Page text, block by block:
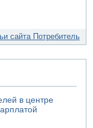
сайта Потребитель
в центре